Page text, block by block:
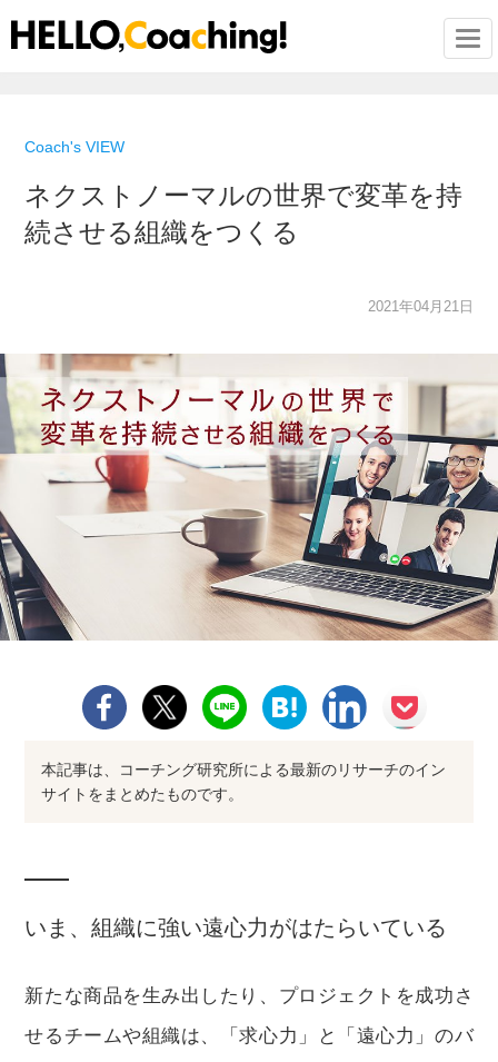
Coach's VIEW
ネクストノーマルの世界で変革を持
続させる組織をつくる
2021年04月21日
本記事は、コーチング研究所による最新のリサーチのイン
サイトをまとめたものです。
いま、組織に強い遠心力がはたらいている
新たな商品を生み出したり、プロジェクトを成功さ
せるチームや組織は、「求心力」と「遠心力」のバ